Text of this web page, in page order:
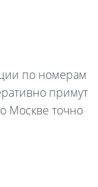
по номерам
примут
Москве точно